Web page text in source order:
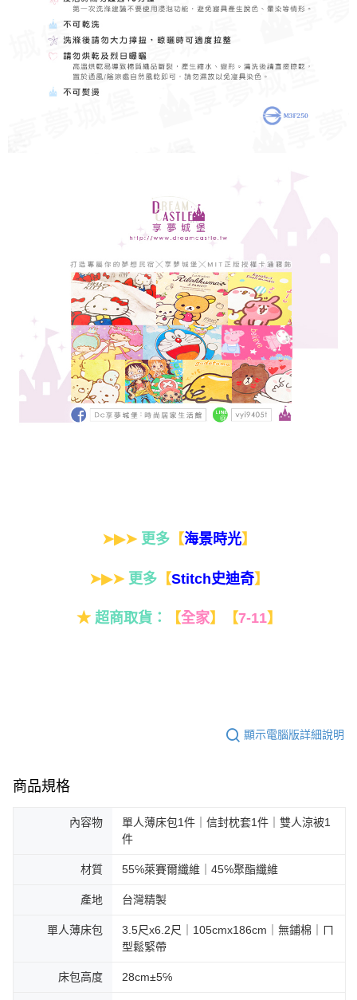
➤▶➤ 更多【海景時光】
➤▶➤ 更多【Stitch史迪奇】
★ 超商取貨： 【全家】 【7-11】
顯示電腦版詳細說明
商品規格
內容物
單人薄床包1件｜信封枕套1件｜雙人涼被1
件
材質 55℅萊賽爾纖維｜45℅聚酯纖維
產地 台灣精製
單人薄床包
3.5尺x6.2尺｜105cmx186cm｜無鋪棉｜ㄇ
型鬆緊帶
床包高度 28cm±5℅